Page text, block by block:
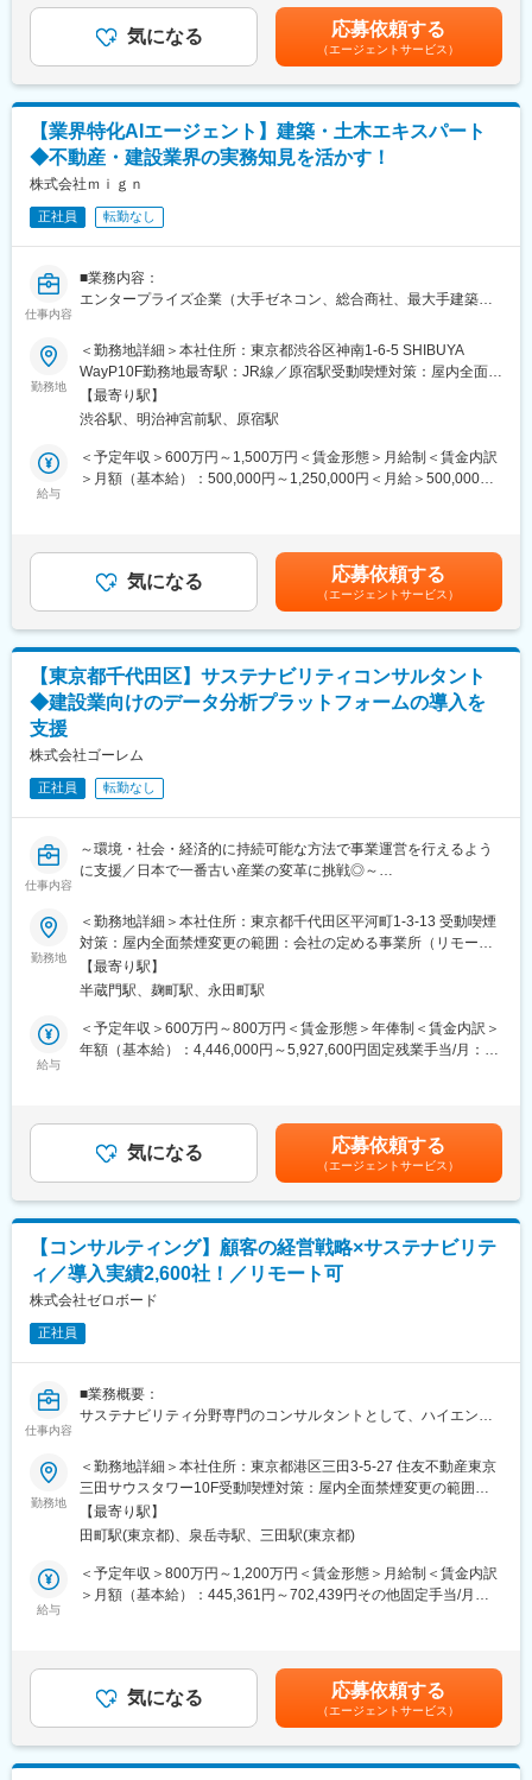
・上記を文書化し、関係者に腹落ちしてもらうコミュニケーショ
ン（プレゼンテーション）
・クライアント企業内の人材の行動変革の実現
・コンサルティングプロジェクトの提案書の作成
※当求人はClipLine株式会社で採用後、子会社であるChain
Consulting株式会社（同オフィス内／事業内容：経営コンサルテ
ィング事業）へ出向いただく可能性があります。
■当社の魅力
・当社では強固な財務基盤を有することから、よりアグレッシブ
にコンサルティングを提供できる成果報酬型を採用しています。
成果報酬型だからこそ、お客さまと同じ視点で営業利益の向上に
コミットできることが強みです。
取引してまいりました。外部の情報やこれまでの経験を活かし、
多拠点ビジネスを展開する皆様をサポートしてまいります。
■ABILIについて
まで実現する「サービステック」と、成果を創出するための実行
支援を提供するソリューションです。サービス業、なかでも多拠
場」の間で生じる情報のバラつきや、拠点間で生じる売上・顧客
体験・従業員満足度などのバラつき。 これらを改善し、人的資本
を最大化しながらサービス価値や財務成果の向上に貢献します。
複数のサービスから、企業様の課題に合わせた最適なご支援をご
提案し、お客様の事業成功を実現します。
変更の範囲：会社の定める業務
昇給：年2回（3月、9月）賃金はあくまでも目安の金額であり、
選考を通じて上下する可能性があります。月給(月額)は固定手当を
含めた表記です。
気になる 応募依頼する
（エージェントサービス）
【業界特化AIエージェント】建築・土木エキスパート
◆不動産・建設業界の実務知見を活かす！
株式会社ｍｉｇｎ
正社員 転勤なし
仕事内容
■業務内容：
エンタープライズ企業（大手ゼネコン、総合商社、最大手建築審
提案から、プロダクトへのフィードバック、新規事業開発までを
一気通貫で担当します 。 これまでの建築・審査業務における深い
知見を活かし、顧客と開発チームを繋ぐ架け橋としてご活躍いた
だきます。
不動産・建設業界の実務知見を活かし、建築・土木特化AIエージ
ェントをはじめとする自社プロダクトの開発のマネジメントや監
・業界の業務プロセスを構造化し、AIエージェントが代替・支援
すべき業務を定義する
・AIエンジニア・PMと協働し、業界要件をプロダクト仕様に翻訳
する
・業界の慣行・規制・暗黙知をプロダクトに組み込むためのナレ
ッジハブとなる
■具体的な業務内容：
な領域を特定
・顧客折衝：エンタープライズ顧客との要件ヒアリング、PoC設
計、価値検証（カスタマーサポート・サクセスの要素も含みま
・ドメインナレッジの体系化：業務知識・規制・標準書式などを
AI学習用に整理
・業界ネットワーキング：顧客開拓、共同研究、業界団体との連
携（経営や新規事業開発、事業推進）
■当社の強みと魅力：
・ドメイン知識 × 最先端AIの融合：代表の對間をはじめ、博士号
・圧倒的なエンタープライズ実績：設立間もないながらも、国内
最大級のホテルチェーンや総合商社、国内外の最大手建築審査会
社などが既に導入。業界のトップランナーを相手にスケールの大
きな仕事が可能です。
・強固な経営・支援体制：千葉道場、サムライインキュベート、
Angel Bridge、アニマルスピリッツなど国内屈指のVCや上場企業
の社長らを株主に迎え、長期的な視点で事業に集中できる安定し
た基盤があります。
変更の範囲：無
勤務地
＜勤務地詳細＞本社住所：東京都渋谷区神南1-6-5 SHIBUYA
WayP10F勤務地最寄駅：JR線／原宿駅受動喫煙対策：屋内全面禁
煙変更の範囲：会社の定める事業所
【最寄り駅】
渋谷駅、明治神宮前駅、原宿駅
給与
＜予定年収＞600万円～1,500万円＜賃金形態＞月給制＜賃金内訳
＞月額（基本給）：500,000円～1,250,000円＜月給＞500,000円
り、選考を通じて上下する可能性があります。月給(月額)は固定手
当を含めた表記です。
気になる 応募依頼する
（エージェントサービス）
【東京都千代田区】サステナビリティコンサルタント
◆建設業向けのデータ分析プラットフォームの導入を
支援
株式会社ゴーレム
正社員 転勤なし
仕事内容
～環境・社会・経済的に持続可能な方法で事業運営を行えるよう
に支援／日本で一番古い産業の変革に挑戦◎～
■業務内容：
サステナビリティコンサルタントとして、建設業向けのデータ分
析プラットフォームの導入を支援し、環境・社会・経済的に持続
可能な方法で事業運営を行えるように支援いただきます。
将来的には志向やスキルに応じて、チームマネジメントも担って
いただくことを期待します。
◇環境関連の情報開示の業務支援
◇顧客要望によるソリューションの立ち上げ など
・業務の流れや会社の方向性などもキャッチしていただきなが
ら、徐々に既存顧客を引き継ぎしていきます。
・状況にもよりますが、1人当たり3社程度を担当いただく想定で
す。
■働く環境：
・基本はリモート（火、木が原則、出社日）です。顧客先への訪
問は顧客の要望があれば、発生します。
・訪問エリアは関東が中心ですが、顧客の所在地に応じてその他
・案件によって担当期間は異なりますが、単発の案件は1か月程
度、長期の案件は半年程度～1年程度の期間が想定されます。
■やりがい・魅力：
がら成長できる
◎競合が少ない新領域で、主力メンバーとして業界トップを目指
建設業は日本で一番古く、また巨大で複雑な産業です。これまで
は、多くの熟練者が阿吽の呼吸で連携することで、巨大建造物を
建造していましたが、高齢化や少子化の影響で、たくさんの熟練
者がいる前提の産業構造は難しくなっています。
勤務地
＜勤務地詳細＞本社住所：東京都千代田区平河町1-3-13 受動喫煙
対策：屋内全面禁煙変更の範囲：会社の定める事業所（リモート
ワーク含む）
【最寄り駅】
半蔵門駅、麹町駅、永田町駅
給与
＜予定年収＞600万円～800万円＜賃金形態＞年俸制＜賃金内訳＞
年額（基本給）：4,446,000円～5,927,600円固定残業手当/月：
給与補足＞■昇給：年1回賃金はあくまでも目安の金額であり、選
考を通じて上下する可能性があります。月給(月額)は固定手当を含
めた表記です。
気になる 応募依頼する
（エージェントサービス）
【コンサルティング】顧客の経営戦略×サステナビリテ
ィ／導入実績2,600社！／リモート可
株式会社ゼロボード
正社員
仕事内容
■業務概要：
サステナビリティ分野専門のコンサルタントとして、ハイエンド
LCA、TCFD、CDP、SBTといった専門性の高い環境分野のコン
サルティングを実施いただきます。
■具体的な業務内容：
・環境分野での専門家としての顧客コンサルティング
-CDP回答、TCFD対応（ISSB対応）、サステナビリティ開示のコ
ンサルティング
-社内への知見共有
・プラットフォームへの機能反映
-上記業務をプラットフォーム上で効率的に実施するための機能提
勤務地
＜勤務地詳細＞本社住所：東京都港区三田3-5-27 住友不動産東京
三田サウスタワー10F受動喫煙対策：屋内全面禁煙変更の範囲：
本文参照
【最寄り駅】
田町駅(東京都)、泉岳寺駅、三田駅(東京都)
給与
＜予定年収＞800万円～1,200万円＜賃金形態＞月給制＜賃金内訳
＞月額（基本給）：445,361円～702,439円その他固定手当/月：
業手当＞有＜給与補足＞※経験・スキルを考慮し、当社規定により
決定します。※在宅勤務手当：3,000円賃金はあくまでも目安の金
額であり、選考を通じて上下する可能性があります。月給(月額)は
固定手当を含めた表記です。
気になる 応募依頼する
（エージェントサービス）